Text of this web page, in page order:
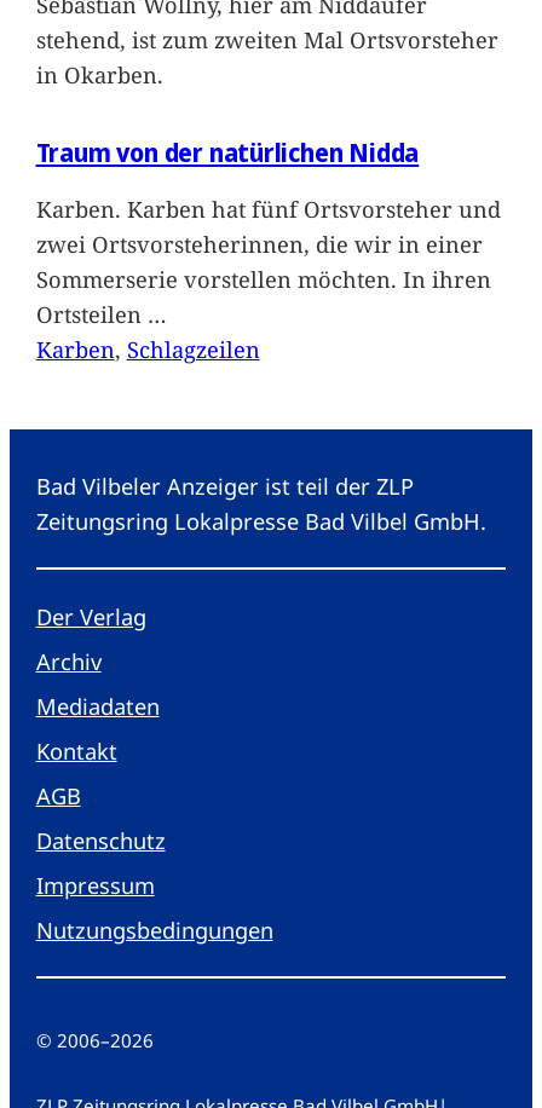
stehend, ist zum zweiten Mal Ortsvorsteher
in Okarben.
Traum von der natürlichen Nidda
Karben. Karben hat fünf Ortsvorsteher und
zwei Ortsvorsteherinnen, die wir in einer
Sommerserie vorstellen möchten. In ihren
Ortsteilen …
Karben, Schlagzeilen
Bad Vilbeler Anzeiger ist teil der ZLP
Zeitungsring Lokalpresse Bad Vilbel GmbH.
Der Verlag
Archiv
Mediadaten
Kontakt
AGB
Datenschutz
Impressum
Nutzungsbedingungen
© 2006–2026